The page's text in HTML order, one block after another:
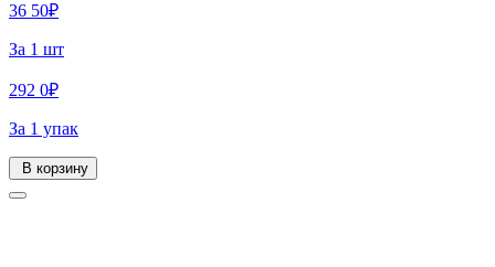
36 50₽
За 1 шт
292 0₽
За 1 упак
В корзину